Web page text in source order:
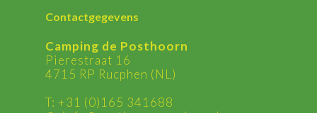
Contactgegevens
Camping de Posthoorn
Pierestraat 16
4715 RP Rucphen (NL)
T: +31 (0)165 341688